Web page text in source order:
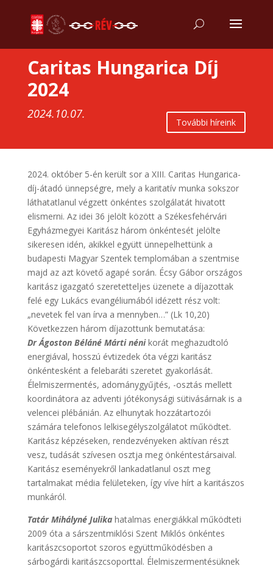
Caritas Hungarica Díj
2024
2024.10.07.
További híreink
2024. október 5-én került sor a XIII. Caritas Hungarica-
díj-átadó ünnepségre, mely a karitatív munka sokszor
láthatatlanul végzett önkéntes szolgálatát hivatott
elismerni. Az idei 36 jelölt között a Székesfehérvári
Egyházmegyei Karitász három önkéntesét jelölte
sikeresen idén, akikkel együtt ünnepelhettünk a
budapesti Magyar Szentek templomában a szentmise
majd az azt követő agapé során. Écsy Gábor országos
karitász igazgató szeretetteljes üzenete a díjazottak
felé egy Lukács evangéliumából idézett rész volt:
„nevetek fel van írva a mennyben…” (Lk 10,20)
Következzen három díjazottunk bemutatása:
Dr Ágoston Béláné Márti néni korát meghazudtoló
energiával, hosszú évtizedek óta végzi karitász
önkéntesként a felebaráti szeretet gyakorlását.
Élelmiszermentés, adománygyűjtés, -osztás mellett
koordinátora az adventi jótékonysági sütivásárnak is a
velencei plébánián. Az elhunytak hozzátartozói
számára telefonos lelkisegélyszolgálatot működtet.
Karitász képzéseken, rendezvényeken aktívan részt
vesz, tudását szívesen osztja meg önkéntestársaival.
Karitász eseményekről lankadatlanul oszt meg
tartalmakat média felületeken, így víve hírt a karitászos
munkáról.
Tatár Mihályné Julika hatalmas energiákkal működteti
2009 óta a sárszentmiklósi Szent Miklós önkéntes
karitászcsoportot szoros együttműködésben a
sárbogárdi karitászcsoporttal. Élelmiszermentésüknek